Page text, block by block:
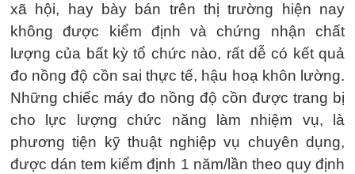
xã hội, hay bày bán trên thị trường hiện nay
không được kiểm định và chứng nhận chất
lượng của bất kỳ tổ chức nào, rất dễ có kết quả
đo nồng độ cồn sai thực tế, hậu hoạ khôn lường.
Những chiếc máy đo nồng độ cồn được trang bị
cho lực lượng chức năng làm nhiệm vụ, là
phương tiện kỹ thuật nghiệp vụ chuyên dụng,
được dán tem kiểm định 1 năm/lần theo quy định